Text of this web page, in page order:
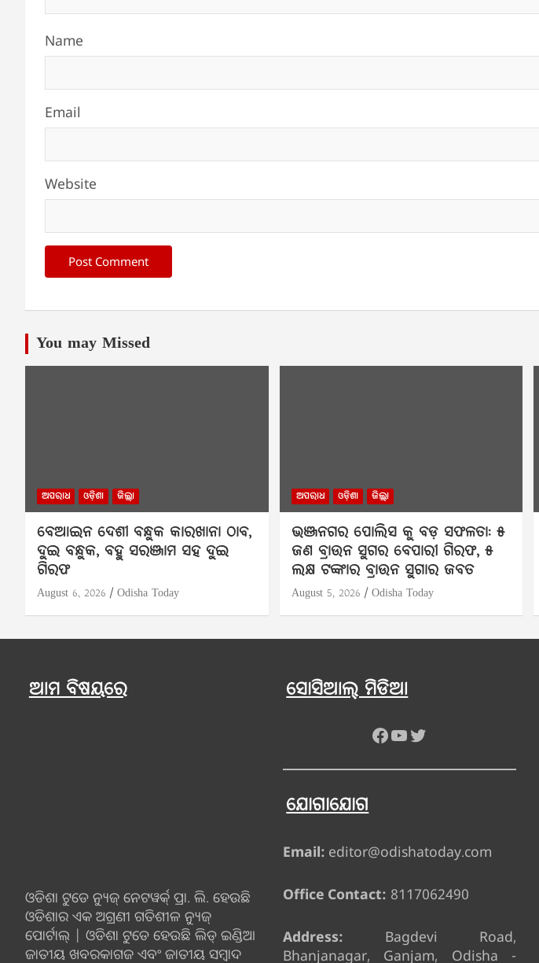
Name
Email
Website
You may Missed
ଅପରାଧ ଓଡ଼ିଶା ଜିଲ୍ଲା
ବେଆଇନ ଦେଶୀ ବନ୍ଧୁକ କାରଖାନା ଠାବ,
ଦୁଇ ବନ୍ଧୁକ, ବହୁ ସରଞ୍ଜାମ ସହ ଦୁଇ
ଗିରଫ
August 6, 2026 Odisha Today
ଅପରାଧ ଓଡ଼ିଶା ଜିଲ୍ଲା
ଭଞ୍ଜନଗର ପୋଲିସ କୁ ବଡ଼ ସଫଳତା: ୫
ଜଣ ବ୍ରାଉନ ସୁଗର ବେପାରୀ ଗିରଫ, ୫
ଲକ୍ଷ ଟଙ୍କାର ବ୍ରାଉନ ସୁଗାର ଜବତ
August 5, 2026 Odisha Today
ଆମ ବିଷୟରେ
ଓଡିଶା ଟୁଡେ ନ୍ୟୁଜ୍ ନେଟୱର୍କ୍ ପ୍ରା. ଲି. ହେଉଛି
ଓଡିଶାର ଏକ ଅଗ୍ରଣୀ ଗତିଶୀଳ ନ୍ୟୁଜ୍
ପୋର୍ଟାଲ୍ | ଓଡିଶା ଟୁଡେ ହେଉଛି ଲିଡ୍ ଇଣ୍ଡିଆ
ଜାତୀୟ ଖବରକାଗଜ ଏବଂ ଜାତୀୟ ସମ୍ବାଦ
ସୋସିଆଲ୍ ମିଡିଆ
Facebook
YouTube
Twitter
ଯୋଗାଯୋଗ
Email: editor@odishatoday.com
Office Contact: 8117062490
Address: Bagdevi Road,
Bhanjanagar, Ganjam, Odisha -